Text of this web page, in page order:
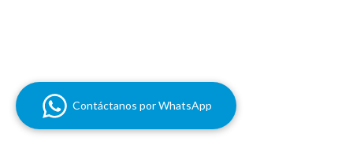
Contáctanos por WhatsApp